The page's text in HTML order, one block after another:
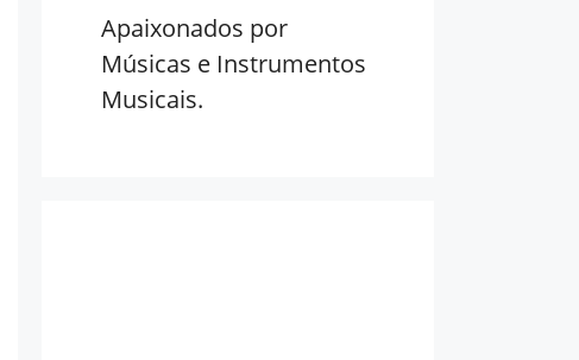
Apaixonados por
Músicas e Instrumentos
Musicais.